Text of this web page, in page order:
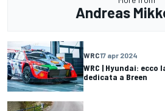
Andreas
WRC17 apr 2024
WRC | Hyundai: ecco
dedicata a Breen